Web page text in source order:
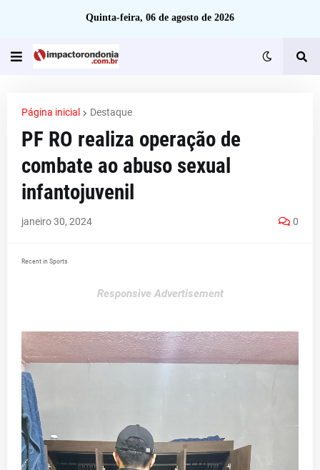
Quinta-feira, 06 de agosto de 2026
Página inicial Destaque
PF RO realiza operação de
combate ao abuso sexual
infantojuvenil
janeiro 30, 2024 0
Recent in Sports
Responsive Advertisement